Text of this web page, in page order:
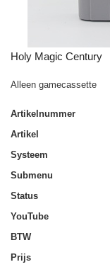
Holy Magic Century
Alleen gamecassette
Artikelnummer
Artikel
Systeem
Submenu
Status
YouTube
BTW
Prijs